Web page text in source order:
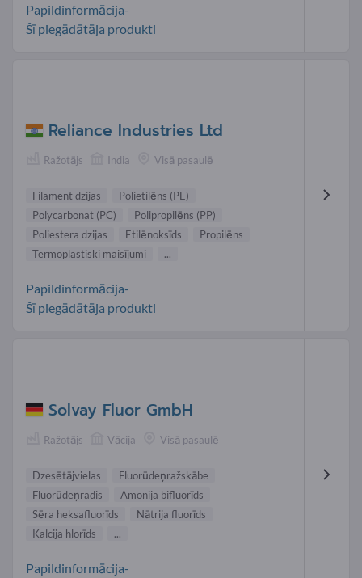
Papildinformācija-
Šī piegādātāja produkti
Reliance Industries Ltd
Ražotājs India Visā pasaulē
Filament dzijas
Polietilēns (PE)
Polycarbonat (PC)
Polipropilēns (PP)
Poliestera dzijas
Etilēnoksīds
Propilēns
Termoplastiski maisījumi
...
Papildinformācija-
Šī piegādātāja produkti
Solvay Fluor GmbH
Ražotājs Vācija Visā pasaulē
Dzesētājvielas
Fluorūdeņražskābe
Fluorūdeņradis
Amonija bifluorīds
Sēra heksafluorīds
Nātrija fluorīds
Kalcija hlorīds
...
Papildinformācija-